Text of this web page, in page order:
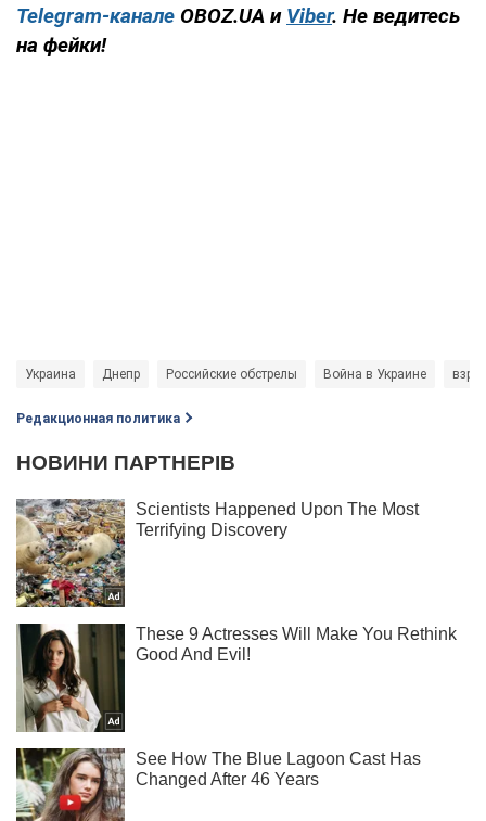
Telegram-канале OBOZ.UA и Viber. Не ведитесь
на фейки!
Украина Днепр Российские обстрелы Война в Украине
Редакционная политика